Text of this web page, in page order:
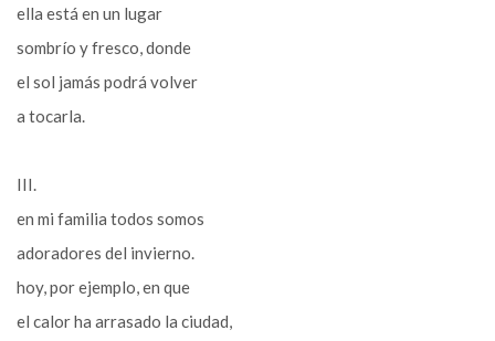
ella está en un lugar
sombrío y fresco, donde
el sol jamás podrá volver
a tocarla.
III.
en mi familia todos somos
adoradores del invierno.
hoy, por ejemplo, en que
el calor ha arrasado la ciudad,